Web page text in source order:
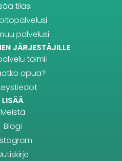
tilasi
palvelusi
JÄRJESTÄJILLE
toimii
apua?
LISÄÄ
Meistä
Blogi